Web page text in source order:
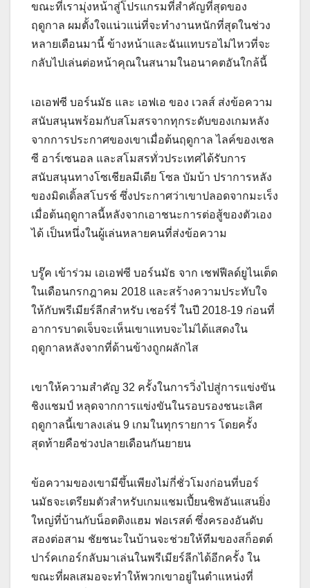
ขณะที่เรามุ่งหน้าสู่โปรแกรมที่สำคัญที่สุดของ
ฤดูกาล ผมตั้งใจแน่วแน่ที่จะทำงานหนักที่สุดในช่วง
หลายเดือนมานี้ ข้างหน้าและฉันแทบรอไม่ไหวที่จะ
กลับไปเล่นต่อหน้าคุณในสนามในอนาคตอันใกล้นี้
เอเอฟซี บอร์นมัธ และ เอฟเอ ของ เวลส์ ส่งข้อความ
สนับสนุนพร้อมกับสโมสรจากทุกระดับของเกมหลัง
จากการประกาศของเขาเมื่อต้นฤดูกาล ไลค์ของเชล
ซี อาร์เซนอล และสโมสรทั่วประเทศได้รับการ
สนับสนุนทางโซเชียลมีเดีย โซล บัมบ้า ปราการหลัง
ของมิดเดิ้ลสโบรช์ ซึ่งประกาศว่าเขาปลอดจากมะเร็ง
เมื่อต้นฤดูกาลนี้หลังจากเอาชนะการต่อสู้ของตัวเอง
ได้ เป็นหนึ่งในผู้เล่นหลายคนที่ส่งข้อความ
บรู๊ค เข้าร่วม เอเอฟซี บอร์นมัธ จาก เชฟฟีลด์ยูไนเต็ด
ในเดือนกรกฎาคม 2018 และสร้างความประทับใจ
ให้กับพรีเมียร์ลีกสำหรับ เชอร์รี่ ในปี 2018-19 ก่อนที่
อาการบาดเจ็บจะเห็นเขาแทบจะไม่ได้แสดงใน
ฤดูกาลหลังจากที่ด้านข้างถูกผลักไส
เขาให้ความสำคัญ 32 ครั้งในการวิ่งไปสู่การแข่งขัน
ชิงแชมป์ หลุดจากการแข่งขันในรอบรองชนะเลิศ
ฤดูกาลนี้เขาลงเล่น 9 เกมในทุกรายการ โดยครั้ง
สุดท้ายคือช่วงปลายเดือนกันยายน
ข้อความของเขามีขึ้นเพียงไม่กี่ชั่วโมงก่อนที่บอร์
นมัธจะเตรียมตัวสำหรับเกมแชมเปี้ยนชิพอันแสนยิ่ง
ใหญ่ที่บ้านกับน็อตติงแฮม ฟอเรสต์ ซึ่งครองอันดับ
สองต่อสาม ชัยชนะในบ้านจะช่วยให้ทีมของสก็อตต์
ปาร์คเกอร์กลับมาเล่นในพรีเมียร์ลีกได้อีกครั้ง ใน
ขณะที่ผลเสมอจะทำให้พวกเขาอยู่ในตำแหน่งที่